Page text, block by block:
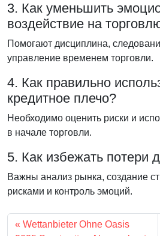
3. Как уменьшить
воздействие на
Помогают дисциплина,
управление временем торговли.
4. Как правильно
кредитное плечо?
Необходимо оценить риски и
в начале торговли.
5. Как избежать потери
Важны анализ рынка, создание
рисками и контроль эмоций.
Wettanbieter Ohne Oasis